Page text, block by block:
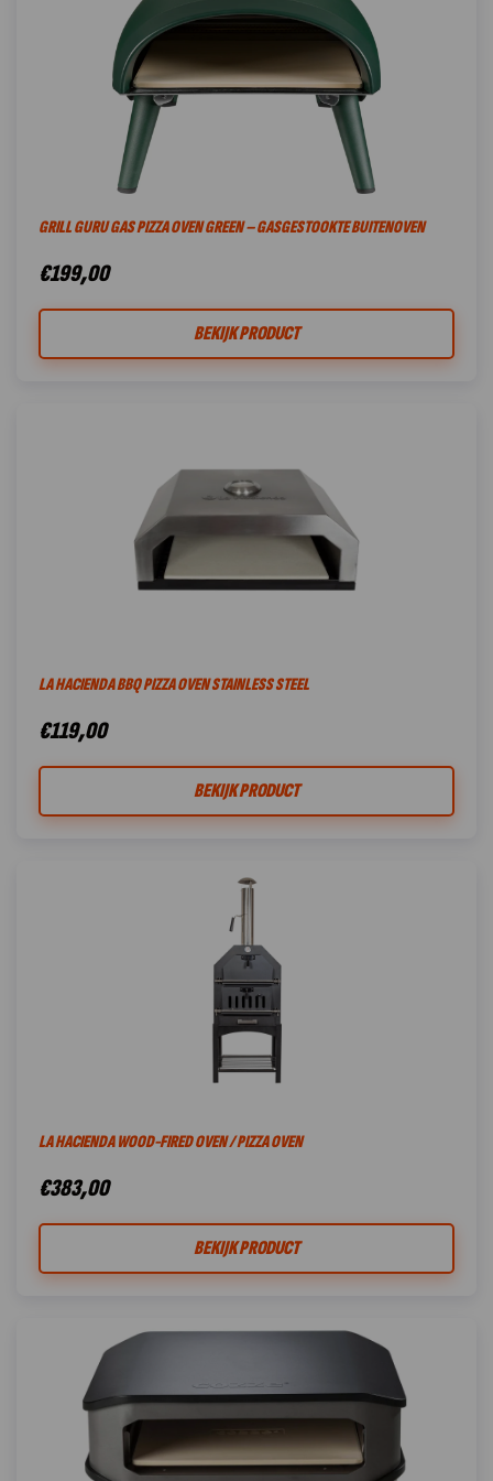
GRILL GURU GAS PIZZA OVEN GREEN – GASGESTOOKTE BUITENOVEN
€199,00
BEKIJK PRODUCT
LA HACIENDA BBQ PIZZA OVEN STAINLESS STEEL
€119,00
BEKIJK PRODUCT
LA HACIENDA WOOD-FIRED OVEN / PIZZA OVEN
€383,00
BEKIJK PRODUCT